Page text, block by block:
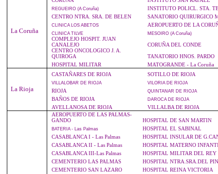
La Coruña
REGUEIRO(A Coruña)
INSTITUTO POLICL. STA.
CENTRO NTRA. SRA. DE BELEN
SANATORIO QUIRURGICO
CLINICALOS ABETOS AEROPUERTO DE LA
CLINICATILVE MESOIRO(A Coruña)
COMPLEJO HOSPIT. JUAN
CANALEJO
CORUÑA DEL CONDE
CENTRO ONCOLOGICO J. A.
QUIROGA
TANATORIO HNOS. PARDO
HOSPITAL MILITAR
MATOGRANDE - La Coruña
La Rioja
CASTAÑARES DE RIOJA SOTILLO DE RIOJA
VILLALOBAR DE RIOJA VILORIADE RIOJA
RIOJA QUINTANAR DE RIOJA
BAÑOS DE RIOJA DAROCADE RIOJA
AVELLANOSA DE RIOJA VILLALBA DE RIOJA
AEROPUERTO DE LAS PALMAS-
GANDO
HOSPITAL DE SAN MARTIN
BATERIA- Las Palmas
HOSPITAL EL SABINAL
CASABLANCA I - Las Palmas
HOSPITAL INSULAR DE
CASABLANCA II - Las Palmas
HOSPITAL MATERNO
CASABLANCA III-Las Palmas
HOSPITAL MILITAR DEL REY
CEMENTERIO LAS PALMAS
HOSPITAL NTRA.SRA.DEL
CEMENTERIO SAN LAZARO
HOSPITAL REINA VICTORIA